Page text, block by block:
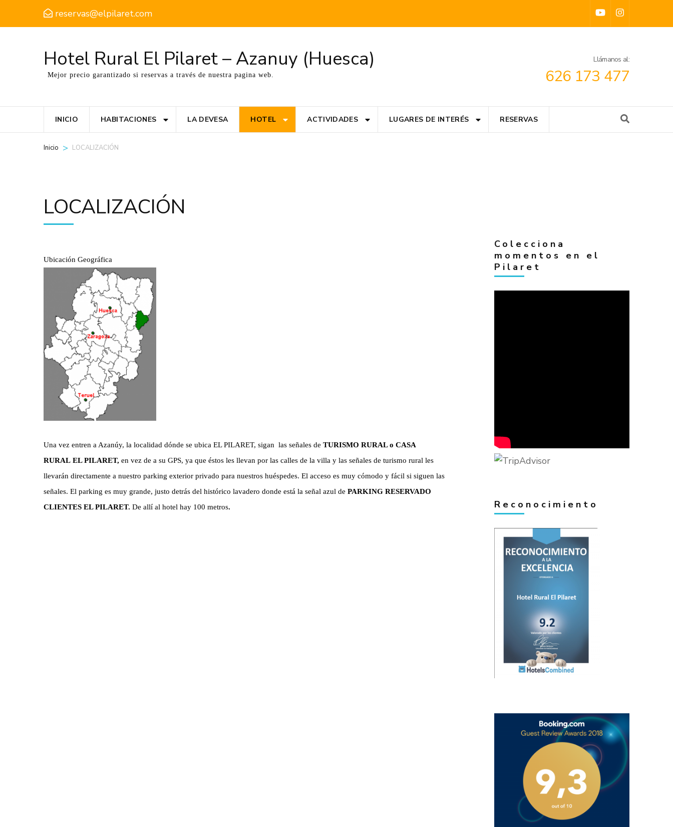
reservas@elpilaret.com
Hotel Rural El Pilaret – Azanuy (Huesca)
Mejor precio garantizado si reservas a través de nuestra pagina web.
Llámanos al:
626 173 477
INICIO HABITACIONES LA DEVESA HOTEL ACTIVIDADES LUGARES DE INTERÉS RESERVAS
Inicio > LOCALIZACIÓN
LOCALIZACIÓN
Ubicación Geográfica
Una vez entren a Azanúy, la localidad dónde se ubica EL PILARET, sigan las señales de TURISMO RURAL o CASA
RURAL EL PILARET, en vez de a su GPS, ya que éstos les llevan por las calles de la villa y las señales de turismo rural les
llevarán directamente a nuestro parking exterior privado para nuestros huéspedes. El acceso es muy cómodo y fácil si siguen las
señales. El parking es muy grande, justo detrás del histórico lavadero donde está la señal azul de PARKING RESERVADO
CLIENTES EL PILARET. De allí al hotel hay 100 metros.
Colecciona
momentos en el
Pilaret
Reconocimiento